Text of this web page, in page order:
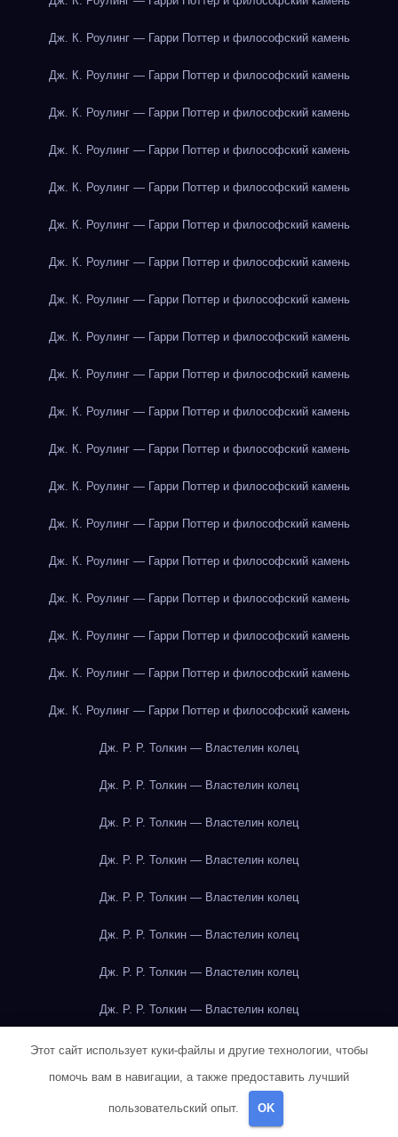
Дж. К. Роулинг — Гарри Поттер и философский камень
Дж. К. Роулинг — Гарри Поттер и философский камень
Дж. К. Роулинг — Гарри Поттер и философский камень
Дж. К. Роулинг — Гарри Поттер и философский камень
Дж. К. Роулинг — Гарри Поттер и философский камень
Дж. К. Роулинг — Гарри Поттер и философский камень
Дж. К. Роулинг — Гарри Поттер и философский камень
Дж. К. Роулинг — Гарри Поттер и философский камень
Дж. К. Роулинг — Гарри Поттер и философский камень
Дж. К. Роулинг — Гарри Поттер и философский камень
Дж. К. Роулинг — Гарри Поттер и философский камень
Дж. К. Роулинг — Гарри Поттер и философский камень
Дж. К. Роулинг — Гарри Поттер и философский камень
Дж. К. Роулинг — Гарри Поттер и философский камень
Дж. К. Роулинг — Гарри Поттер и философский камень
Дж. К. Роулинг — Гарри Поттер и философский камень
Дж. К. Роулинг — Гарри Поттер и философский камень
Дж. К. Роулинг — Гарри Поттер и философский камень
Дж. К. Роулинг — Гарри Поттер и философский камень
Дж. Р. Р. Толкин — Властелин колец
Дж. Р. Р. Толкин — Властелин колец
Дж. Р. Р. Толкин — Властелин колец
Дж. Р. Р. Толкин — Властелин колец
Дж. Р. Р. Толкин — Властелин колец
Дж. Р. Р. Толкин — Властелин колец
Дж. Р. Р. Толкин — Властелин колец
Дж. Р. Р. Толкин — Властелин колец
Дж. Р. Р. Толкин — Властелин колец
Дж. Р. Р. Толкин — Властелин колец
Дж. Р. Р. Толкин — Властелин колец
Этот сайт использует куки-файлы и другие технологии, чтобы
помочь вам в навигации, а также предоставить лучший
пользовательский опыт. OK